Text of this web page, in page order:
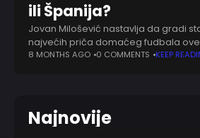
ili Španija?
Jovan Milošević nastavlja da gradi
najvećih priča domaćeg fudbala
učinak u dresu Partizana otvorio je
8 MONTHS AGO 0 COMMENTS KEEP
Najnovije